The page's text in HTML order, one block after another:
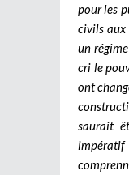
pour les
civils aux
un
cri le
ont
saurait